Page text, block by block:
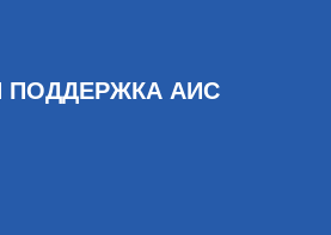
ПОДДЕРЖКА АИС